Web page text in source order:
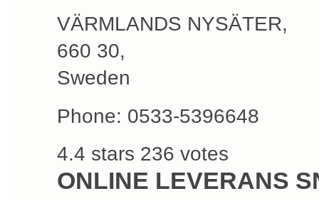
VÄRMLANDS NYSÄTER,
660 30,
Sweden
Phone: 0533-5396648
4.4 stars 236 votes
ONLINE LEVERANS